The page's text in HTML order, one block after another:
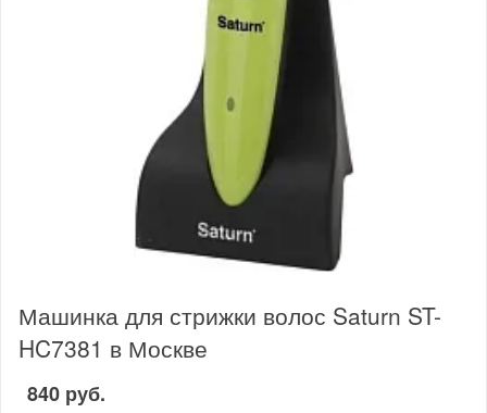
Машинка для стрижки волос Saturn ST-
HC7381 в Москве
840 руб.